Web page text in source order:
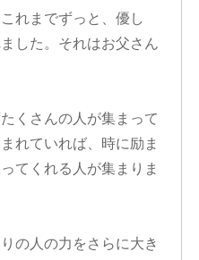
れまでずっと、優し
した。それはお父さん
くさんの人が集まって
れていれば、時に励ま
てくれる人が集まりま
の人の力をさらに大き